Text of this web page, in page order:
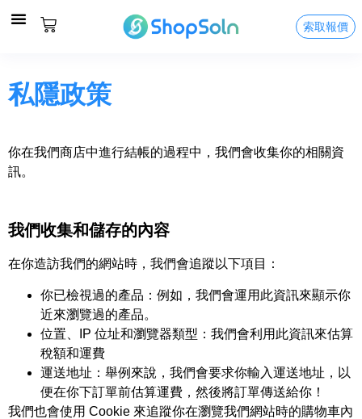
索取報價
私隱政策
你在我們商店中進行結帳的過程中，我們會收集你的相關資
訊。
我們收集和儲存的內容
在你造訪我們的網站時，我們會追蹤以下項目：
你已檢視過的產品：例如，我們會運用此資訊來顯示你
近來瀏覽過的產品。
位置、IP 位址和瀏覽器類型：我們會利用此資訊來估算
稅額和運費
運送地址：舉例來說，我們會要求你輸入運送地址，以
便在你下訂單前估算運費，然後將訂單傳送給你！
我們也會使用 Cookie 來追蹤你在瀏覽我們網站時的購物車內